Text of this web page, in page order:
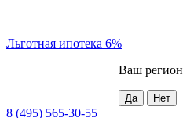
Льготная ипотека 6%
Ваш регион
8 (495) 565-30-55